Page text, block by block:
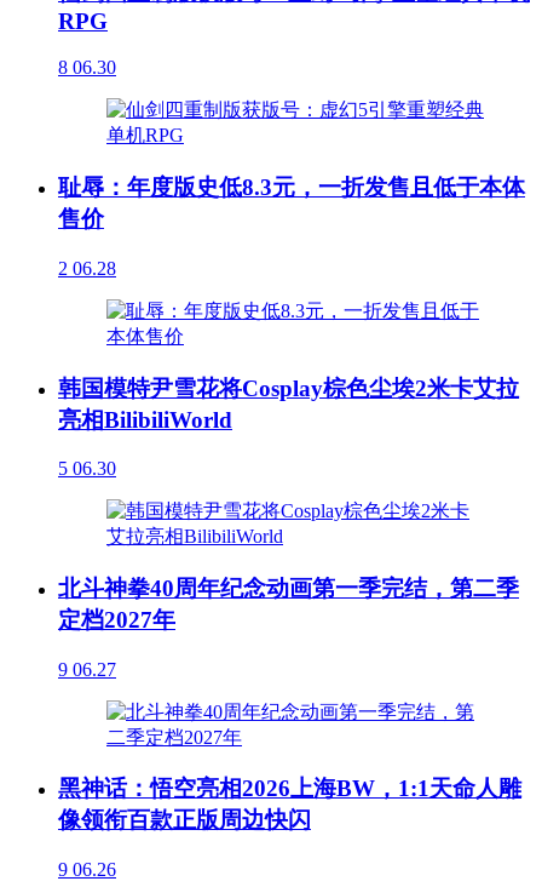
RPG
8 06.30
耻辱：年度版史低8.3元，一折发售且低于本体
售价
2 06.28
韩国模特尹雪花将Cosplay棕色尘埃2米卡艾拉
亮相BilibiliWorld
5 06.30
北斗神拳40周年纪念动画第一季完结，第二季
定档2027年
9 06.27
黑神话：悟空亮相2026上海BW，1:1天命人雕
像领衔百款正版周边快闪
9 06.26